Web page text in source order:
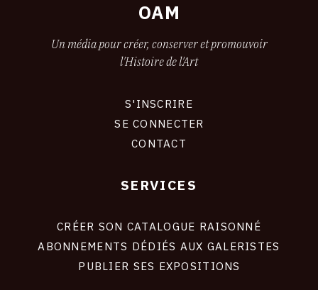
OAM
Un média pour créer, conserver et promouvoir
l'Histoire de l'Art
S'INSCRIRE
SE CONNECTER
CONTACT
SERVICES
CRÉER SON CATALOGUE RAISONNÉ
ABONNEMENTS DÉDIÉS AUX GALERISTES
PUBLIER SES EXPOSITIONS